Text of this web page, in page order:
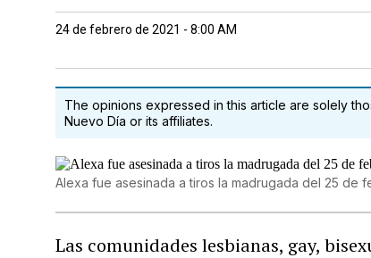
24 de febrero de 2021 - 8:00 AM
The opinions expressed in this article are solely
Nuevo Día or its affiliates.
Alexa fue asesinada a tiros la madrugada del 25 de
Las comunidades lesbianas, gay,